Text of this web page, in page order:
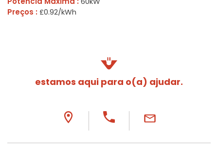
Preços : £0.92/kWh
estamos aqui para o(a) ajudar.